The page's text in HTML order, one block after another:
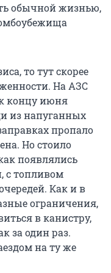
обычной жизнью,
то тут скорее
На АЗС
концу июня
из напуганных
пропало
Но стоило
появлялись
с топливом
Как и в
ограничения,
в канистру,
за один раз.
на ту же